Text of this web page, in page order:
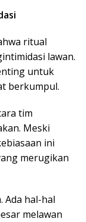
ritual
lawan.
untuk
berkumpul.
tim
Meski
ini
merugikan
Ada hal-hal
melawan